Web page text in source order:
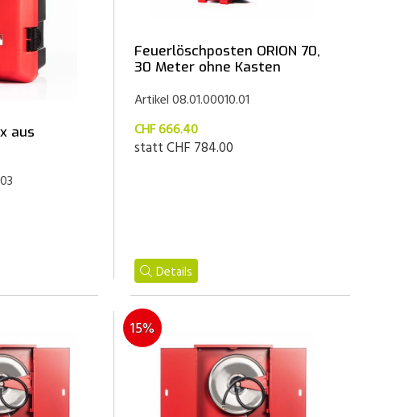
aus
Feuerlöschposten ORION 70,
30 Meter ohne Kasten
Artikel 08.01.00010.01
CHF 666.40
stattCHF 784.00
Details
15%